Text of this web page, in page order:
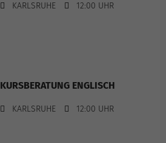
KARLSRUHE 12:00 UHR
KURSBERATUNG ENGLISCH
KARLSRUHE 12:00 UHR